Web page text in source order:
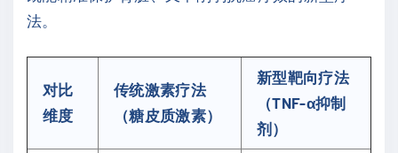
法。
对比
维度
传统激素疗法
（糖皮质激素）
新型靶向疗法
（TNF-α抑制
剂）